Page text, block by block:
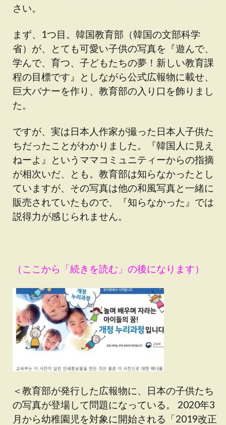
さい。
まず、1つ目。韓国教育部（韓国の文部科学
省）が、とても可愛い子供の写真を『遊んで、
学んで、育つ、子どもたちの夢！新しい教育課
程の目標です』としながら公式広報物に載せ、
巨大バナーを作り、教育部の入り口を飾りまし
た。
ですが、実は日本人作家が撮った日本人子供た
ちだったことがわかりました。『韓国人に見え
ねーよ』というママコミュニティーからの指摘
が相次いだ、とも。教育部は知らなかったとし
ていますが、その写真は他の和風写真と一緒に
販売されていたもので、『知らなかった』では
説得力が感じられません。
（ここから「続きを読む」の後になります）
＜教育部が発行した広報物に、日本の子供たち
の写真が登場して問題になっている。 2020年3
月から幼稚園児を対象に開始される「2019改正